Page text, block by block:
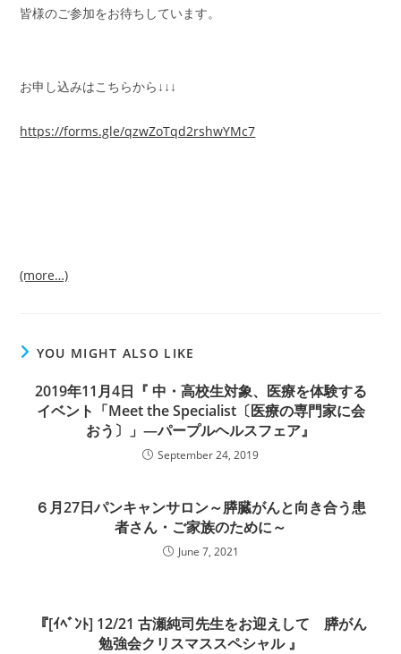
皆様のご参加をお待ちしています。
お申し込みはこちらから↓↓↓
https://forms.gle/qzwZoTqd2rshwYMc7
(more…)
YOU MIGHT ALSO LIKE
2019年11月4日『 中・高校生対象、医療を体験する
イベント「Meet the Specialist〔医療の専門家に会
おう〕」―パープルヘルスフェア』
September 24, 2019
６月27日パンキャンサロン～膵臓がんと向き合う患
者さん・ご家族のために～
June 7, 2021
『[ｲﾍﾞﾝﾄ] 12/21 古瀬純司先生をお迎えして 膵がん
勉強会クリスマススペシャル 』